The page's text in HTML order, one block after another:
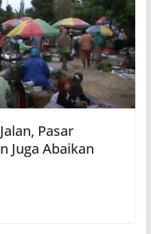
Pasar
Juga Abaikan